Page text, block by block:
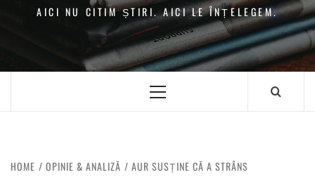
AICI NU CITIM ȘTIRI. AICI LE ÎNȚELEGEM.
HOME OPINIE & ANALIZĂ
AUR SUSȚINE CĂ A STRÂNS